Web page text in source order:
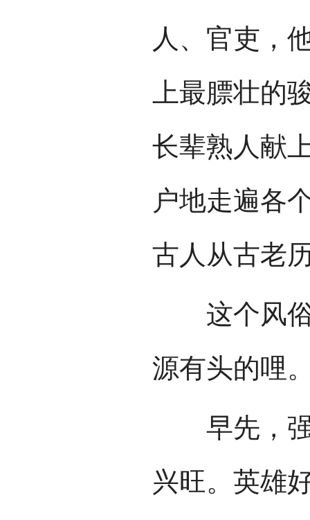
人、官吏，
上最膘壮的
长辈熟人献
户地走遍各
古人从古老
这个风俗
源有头的哩
早先，强
兴旺。英雄